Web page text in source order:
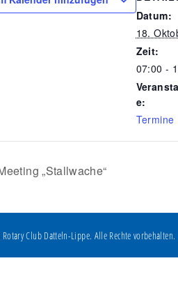
Datum:
18.
Zeit:
07:00 -
e:
Termine
„Stallwache“
Club Datteln-Lippe. Alle Rechte vorbehalten.